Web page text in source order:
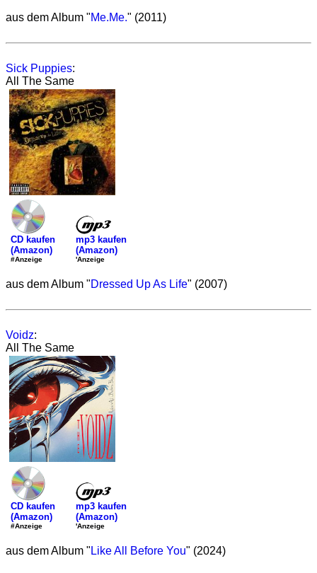
aus dem Album "Me.Me." (2011)
Sick Puppies:
All The Same
CD kaufen
(Amazon)
#Anzeige
mp3 kaufen
(Amazon)
'Anzeige
aus dem Album "Dressed Up As Life" (2007)
Voidz:
All The Same
CD kaufen
(Amazon)
#Anzeige
mp3 kaufen
(Amazon)
'Anzeige
aus dem Album " Like All Before You" (2024)